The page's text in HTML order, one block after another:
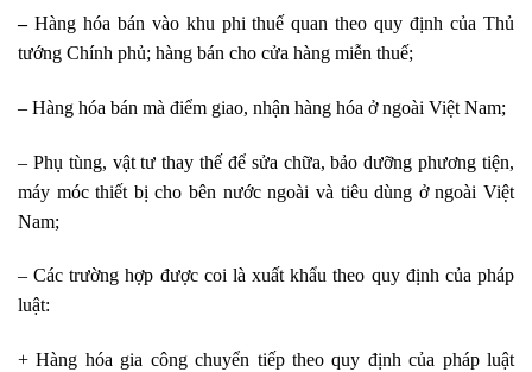
– Hàng hóa bán vào khu phi thuế quan theo quy định của Thủ
tướng Chính phủ; hàng bán cho cửa hàng miễn thuế;
– Hàng hóa bán mà điểm giao, nhận hàng hóa ở ngoài Việt Nam;
– Phụ tùng, vật tư thay thế để sửa chữa, bảo dưỡng phương tiện,
máy móc thiết bị cho bên nước ngoài và tiêu dùng ở ngoài Việt
Nam;
– Các trường hợp được coi là xuất khẩu theo quy định của pháp
luật:
+ Hàng hóa gia công chuyển tiếp theo quy định của pháp luật